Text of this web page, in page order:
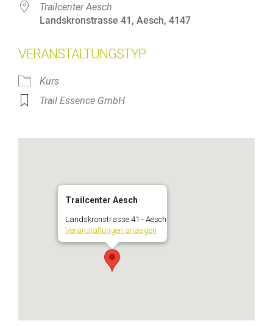
Trailcenter Aesch
Landskronstrasse 41, Aesch, 4147
VERANSTALTUNGSTYP
Kurs
Trail Essence GmbH
Trailcenter Aesch
Landskronstrasse 41 - Aesch
Veranstaltungen anzeigen